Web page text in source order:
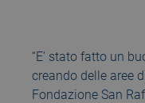
“E’ stato fatto un
creando delle aree
Fondazione San